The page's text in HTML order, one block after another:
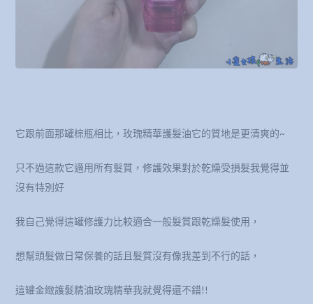
它跟前面那罐棕瓶相比，玫瑰精華護髮油它的質地是更清爽的~
只不過這款它適用所有髮質，修護效果對於乾燥受損髮我覺得並
沒有特別好
我自己覺得這罐修護力比較適合一般髮質跟乾燥髮使用，
想幫頭髮做日常保養的話且髮質沒有像我差到不行的話，
這罐金緻護髮精油玫瑰精華我就覺得還不錯!!